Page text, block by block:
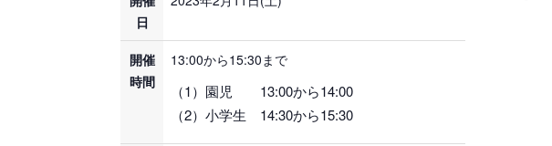
日
開催
時間
13:00から15:30まで
（1）園児 13:00から14:00
（2）小学生 14:30から15:30